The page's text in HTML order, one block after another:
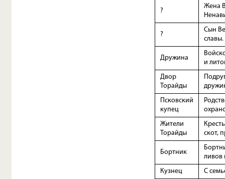
?
Жена
?
Сын
славы.
Дружина
и
Двор
Торайды
Псковский
купец
Жители
Торайды
скот,
Бортник
ливов
Кузнец
С